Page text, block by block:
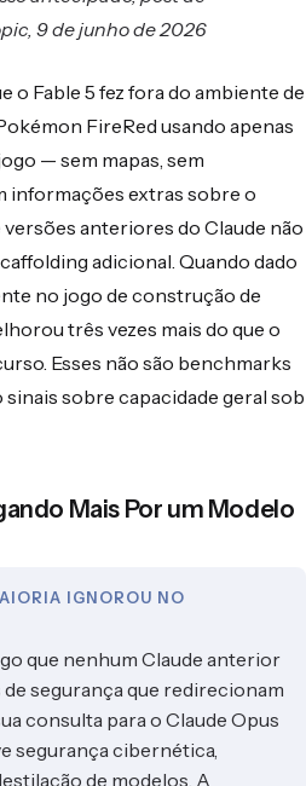
9 de junho de 2026
o Fable 5 fez fora do ambiente de
FireRed usando apenas
— sem mapas, sem
informações extras sobre o
anteriores do Claude não
adicional. Quando dado
no jogo de construção de
três vezes mais do que o
Esses não são benchmarks
sobre capacidade geral sob
Mais Por um Modelo
IGNOROU NO
que nenhum Claude anterior
segurança que redirecionam
consulta para o Claude Opus
segurança cibernética,
de modelos. A